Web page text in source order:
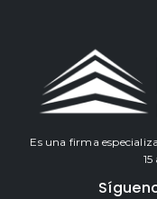
Es una firma